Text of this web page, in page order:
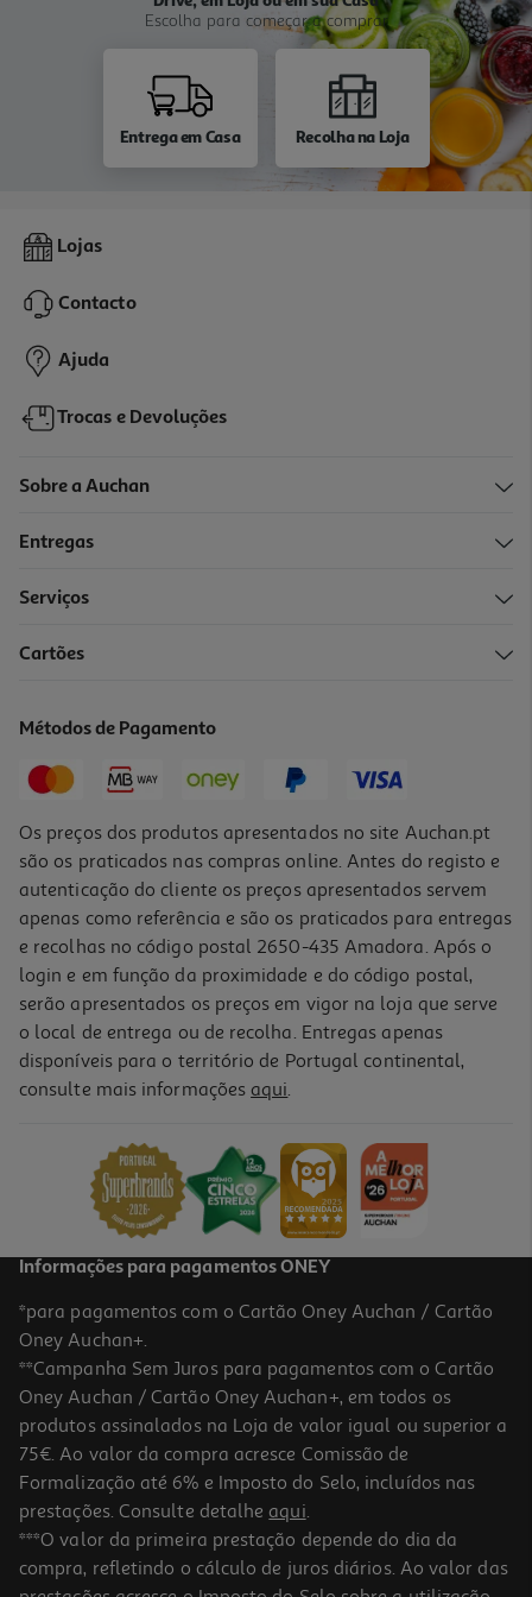
Escolha para começar a comprar
Entrega em Casa Recolha na Loja
Lojas
Contacto
Ajuda
Trocas e Devoluções
Sobre a Auchan
Entregas
Serviços
Cartões
Métodos de Pagamento
Os preços dos produtos apresentados no site Auchan.pt
são os praticados nas compras online. Antes do registo e
autenticação do cliente os preços apresentados servem
apenas como referência e são os praticados para entregas
e recolhas no código postal 2650-435 Amadora. Após o
login e em função da proximidade e do código postal,
serão apresentados os preços em vigor na loja que serve
o local de entrega ou de recolha. Entregas apenas
disponíveis para o território de Portugal continental,
consulte mais informações aqui.
Informações para pagamentos ONEY
*para pagamentos com o Cartão Oney Auchan / Cartão
Oney Auchan+.
**Campanha Sem Juros para pagamentos com o Cartão
Oney Auchan / Cartão Oney Auchan+, em todos os
produtos assinalados na Loja de valor igual ou superior a
75€. Ao valor da compra acresce Comissão de
Formalização até 6% e Imposto do Selo, incluídos nas
prestações. Consulte detalhe aqui.
***O valor da primeira prestação depende do dia da
compra, refletindo o cálculo de juros diários. Ao valor das